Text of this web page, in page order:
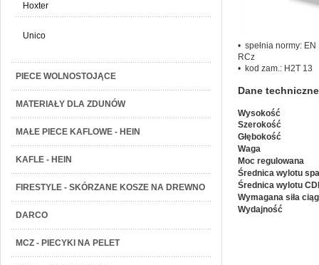
Hoxter
Unico
PIECE WOLNOSTOJĄCE
MATERIAŁY DLA ZDUNÓW
MAŁE PIECE KAFLOWE - HEIN
KAFLE - HEIN
FIRESTYLE - SKÓRZANE KOSZE NA DREWNO
DARCO
MCZ - PIECYKI NA PELET
• spełnia normy:
RCz
• kod zam.: H2T 13
Dane
Wysokość
Szerokość
Głębokość
Waga
Moc regulowana
Średnica wylotu
Średnica wylotu
Wymagana siła
Wydajność